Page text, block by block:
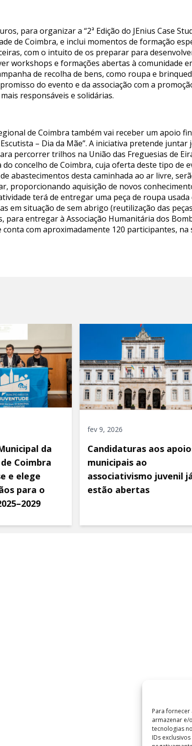
Para
armazenar e/
tecnologias
IDs
para organizar a “2ª Edição do JEnius Case
de Coimbra, e inclui momentos de formação
com o intuito de os preparar para
workshops e formações abertas à comunidade
de recolha de bens, como roupa e
do evento e da associação com a
responsáveis e solidárias.
de Coimbra também vai receber um apoio
– Dia da Mãe”. A iniciativa pretende
percorrer trilhos na União das Freguesias de
concelho de Coimbra, cuja oferta deste tipo de
abastecimentos desta caminhada ao ar livre,
proporcionando aquisição de novos
terá de entregar uma peça de roupa
em situação de sem abrigo (reutilização das
para entregar à Associação Humanitária dos
com aproximadamente 120 participantes,
da
Coimbra
e elege
para o
fev 9, 2026
Candidaturas aos
municipais ao
associativismo juvenil
estão abertas